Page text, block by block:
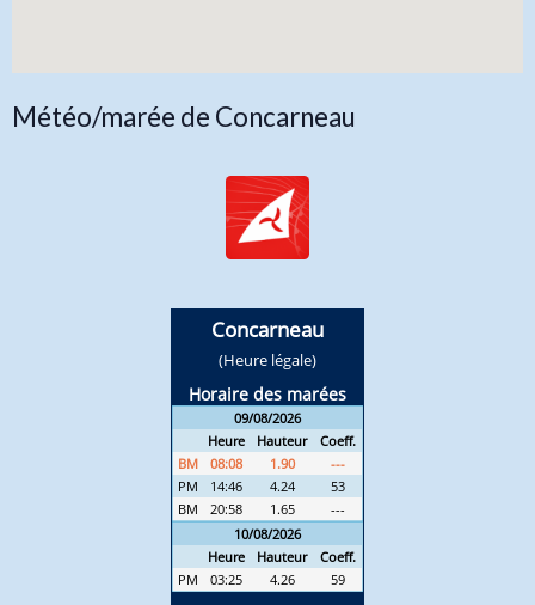
Météo/marée de Concarneau